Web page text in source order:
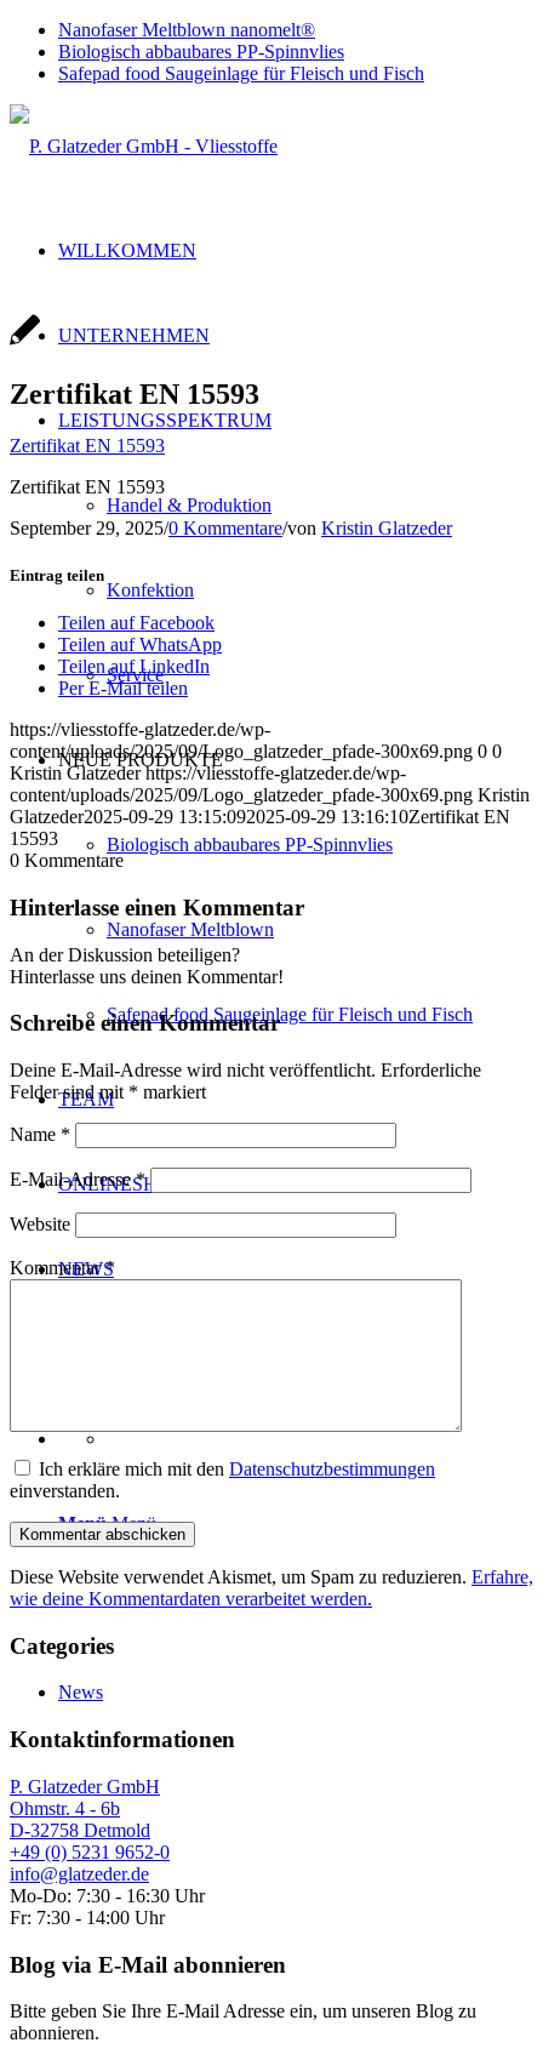
Nanofaser Meltblown nanomelt®
Biologisch abbaubares PP-Spinnvlies
Safepad food Saugeinlage für Fleisch und Fisch
WILLKOMMEN
UNTERNEHMEN
LEISTUNGSSPEKTRUM
Handel & Produktion
Konfektion
Service
NEUE PRODUKTE
Biologisch abbaubares PP-Spinnvlies
Nanofaser Meltblown
Safepad food Saugeinlage für Fleisch und Fisch
TEAM
ONLINESHOP
NEWS
Menü Menü
Zertifikat EN 15593
Zertifikat EN 15593
Zertifikat EN 15593
September 29, 2025/0 Kommentare/von Kristin Glatzeder
Eintrag teilen
Teilen auf Facebook
Teilen auf WhatsApp
Teilen auf LinkedIn
Per E-Mail teilen
https://vliesstoffe-glatzeder.de/wp-
content/uploads/2025/09/Logo_glatzeder_pfade-300x69.png 0 0
Kristin Glatzeder https://vliesstoffe-glatzeder.de/wp-
content/uploads/2025/09/Logo_glatzeder_pfade-300x69.png Kristin
Glatzeder2025-09-29 13:15:092025-09-29 13:16:10Zertifikat EN
15593
0 Kommentare
Hinterlasse einen Kommentar
An der Diskussion beteiligen?
Hinterlasse uns deinen Kommentar!
Schreibe einen Kommentar
Deine E-Mail-Adresse wird nicht veröffentlicht. Erforderliche
Felder sind mit * markiert
Name *
E-Mail-Adresse*
Website
Kommentar*
Ich erkläre mich mit den Datenschutzbestimmungen
einverstanden.
Diese Website verwendet Akismet, um Spam zu reduzieren. Erfahre,
wie deine Kommentardaten verarbeitet werden.
Categories
News
Kontaktinformationen
P. Glatzeder GmbH
Ohmstr. 4 - 6b
D-32758 Detmold
+49 (0) 5231 9652-0
info@glatzeder.de
Mo-Do: 7:30 - 16:30 Uhr
Fr: 7:30 - 14:00 Uhr
Blog via E-Mail abonnieren
Bitte geben Sie Ihre E-Mail Adresse ein, um unseren Blog zu
abonnieren.